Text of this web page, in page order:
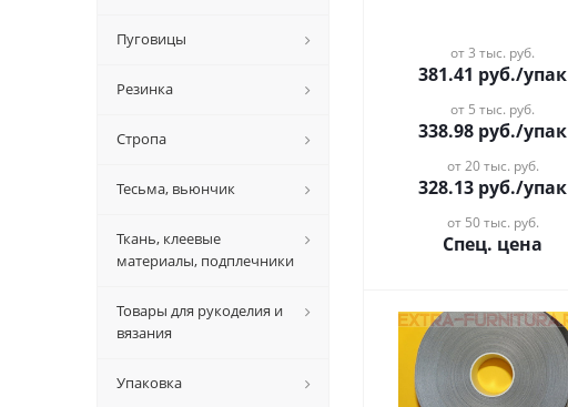
от 3 тыс. руб.
381.41 руб./упак
от 5 тыс. руб.
338.98 руб./упак
от 20 тыс. руб.
328.13 руб./упак
от 50 тыс. руб.
Спец. цена
Пуговицы
Резинка
Стропа
Тесьма, вьюнчик
Ткань, клеевые
материалы, подплечники
Товары для рукоделия и
вязания
Упаковка